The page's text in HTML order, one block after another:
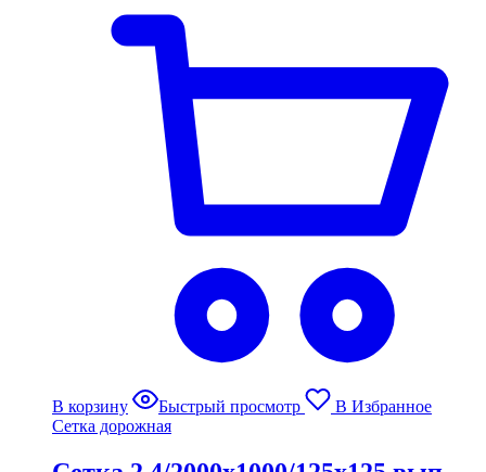
В корзину Быстрый просмотр
В Избранное
Сетка дорожная